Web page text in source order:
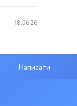
18.06.26
Написати